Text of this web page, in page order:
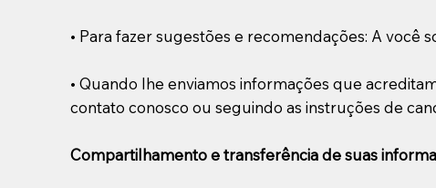
• Para fazer sugestões e recomendações: A você
• Quando lhe enviamos informações que
contato conosco ou seguindo as instruções de
Compartilhamento e transferência de suas